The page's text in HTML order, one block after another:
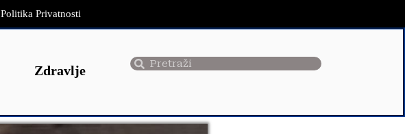
Politika Privatnosti
Zdravlje